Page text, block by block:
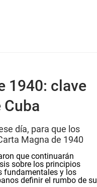
1940: clave
día, para que los
Magna de 1940